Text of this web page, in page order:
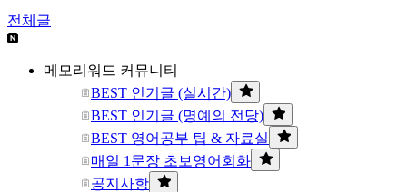
전체글
메모리워드 커뮤니티
BEST 인기글 (실시간)
BEST 인기글 (명예의 전당)
BEST 영어공부 팁 & 자료실
매일 1문장 초보영어회화
공지사항